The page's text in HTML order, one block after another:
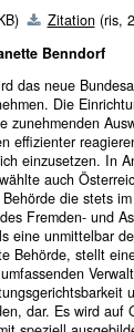
Zitation(ris,
Benndorf
das neue
Die
zunehmenden
effizienter
einzusetzen. In
auch
die stets
Fremden- und
eine unmittelbar
Behörde, stellt
dar. Es wird auf